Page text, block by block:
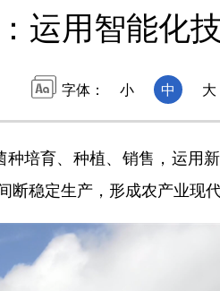
运用智能化
字体： 小 中 大
育、种植、销售，运用
稳定生产，形成农产业现代